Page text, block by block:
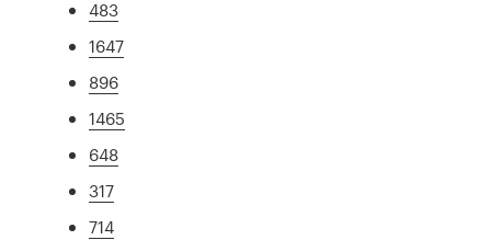
483
1647
896
1465
648
317
714